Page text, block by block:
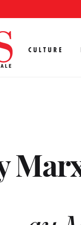
CULTURE